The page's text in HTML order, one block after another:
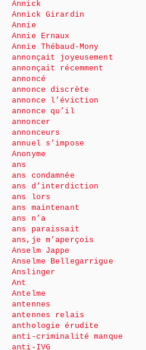
Annick
Annick Girardin
Annie
Annie Ernaux
Annie Thébaud-Mony
annonçait joyeusement
annonçait récemment
annoncé
annonce discrète
annonce l’éviction
annonce qu’il
annoncer
annonceurs
annuel s’impose
Anonyme
ans
ans condamnée
ans d’interdiction
ans lors
ans maintenant
ans n’a
ans paraissait
ans,je m’aperçois
Anselm Jappe
Anselme Bellegarrigue
Anslinger
Ant
Antelme
antennes
antennes relais
anthologie érudite
anti-criminalité manque
anti-IVG